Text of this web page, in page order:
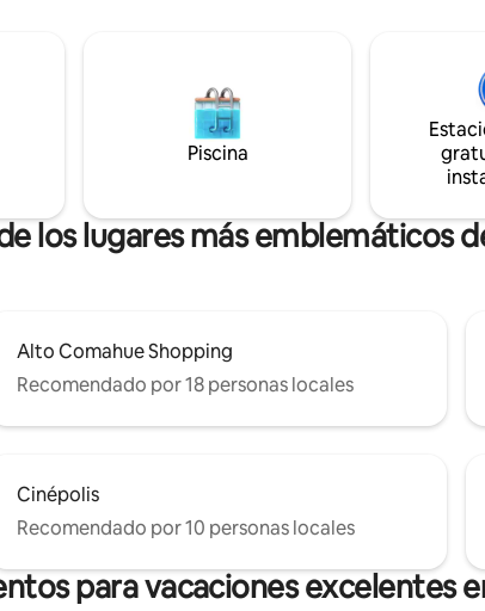
Piscina
los lugares más emblemáticos
Alto Comahue Shopping
Recomendado por 18 personas locales
Cinépolis
Recomendado por 10 personas locales
para vacaciones excelentes